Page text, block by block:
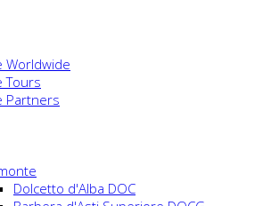
Worldwide
Tours
Partners
Dolcetto d'Alba DOC